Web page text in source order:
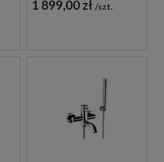
MIEDZIANA
1 899,00 zł szt.